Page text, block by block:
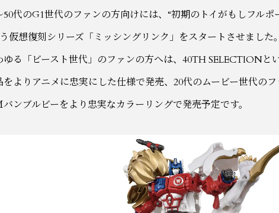
50代のG1世代のファンの方向けには、“初期のトイがもしフルポ
仮想復刻シリーズ「ミッシングリンク」をスタートさせました。
ゆる「ビースト世代」のファンの方へは、40TH SELECTIONと
をよりアニメに忠実にした仕様で発売、20代のムービー世代の
バンブルビーをより忠実なカラーリングで発売予定です。